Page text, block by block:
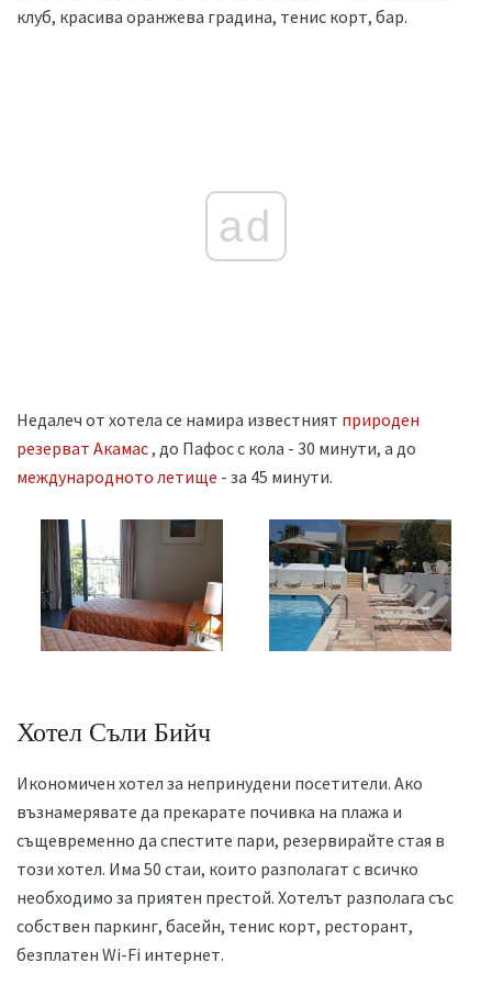
клуб, красива оранжева градина, тенис корт, бар.
ad
Недалеч от хотела се намира известният природен
резерват Акамас, до Пафос с кола - 30 минути, а до
международното летище - за 45 минути.
Хотел Съли Бийч
Икономичен хотел за непринудени посетители. Ако
възнамерявате да прекарате почивка на плажа и
същевременно да спестите пари, резервирайте стая в
този хотел. Има 50 стаи, които разполагат с всичко
необходимо за приятен престой. Хотелът разполага със
собствен паркинг, басейн, тенис корт, ресторант,
безплатен Wi-Fi интернет.